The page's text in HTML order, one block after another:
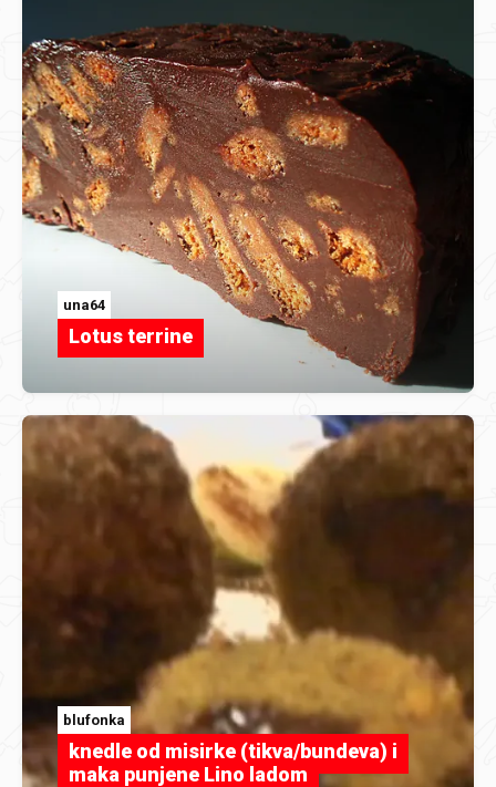
una64
Lotus terrine
blufonka
knedle od misirke (tikva/bundeva) i
maka punjene Lino ladom